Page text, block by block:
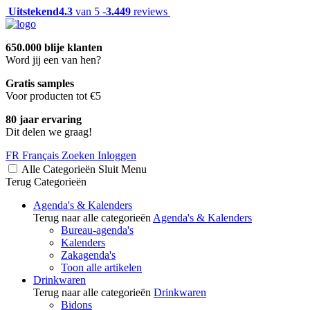
Uitstekend4.3 van 5 -3.449 reviews
650.000 blije klanten
Word jij een van hen?
Gratis samples
Voor producten tot €5
80 jaar ervaring
Dit delen we graag!
FR Français Zoeken Inloggen
Alle Categorieën Sluit Menu
Terug Categorieën
Agenda's & Kalenders
Terug naar alle categorieën Agenda's & Kalenders
Bureau-agenda's
Kalenders
Zakagenda's
Toon alle artikelen
Drinkwaren
Terug naar alle categorieën Drinkwaren
Bidons